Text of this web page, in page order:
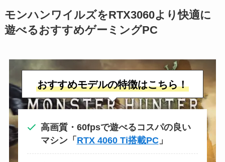
モンハンワイルズをRTX3060より快適に
遊べるおすすめゲーミングPC
おすすめモデルの特徴はこちら！
高画質・60fpsで遊べるコスパの良い
マシン「 RTX 4060 Ti搭載PC」